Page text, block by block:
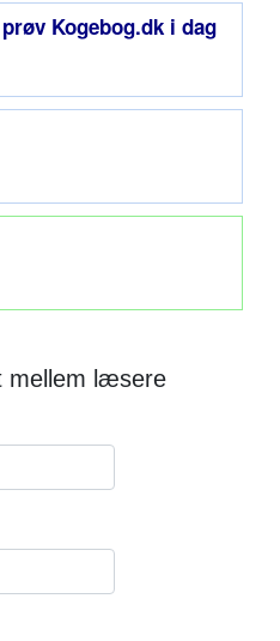
Kogebog.dk i dag
mellem læsere